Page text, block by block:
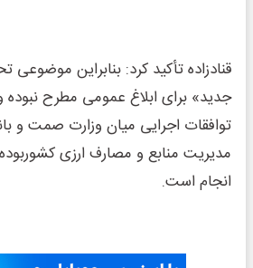
قنادزاده تأکید کرد: بنابراین
جدید» برای ابلاغ عمومی مطرح نبوده
توافقات اجرایی میان وزارت صمت و
مدیریت منابع و مصارف ارزی
انجام است.